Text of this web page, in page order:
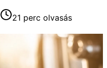
21 perc olvasás